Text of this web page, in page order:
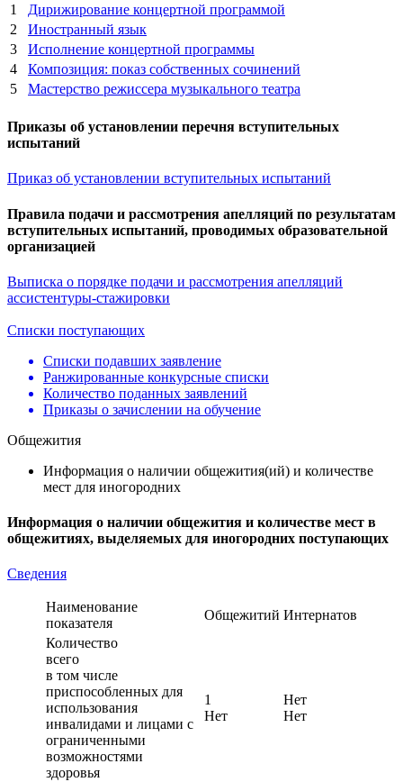
1
Дирижирование концертной программой
2
Иностранный язык
3
Исполнение концертной программы
4
Композиция: показ собственных сочинений
5
Мастерство режиссера музыкального театра
Приказы об установлении перечня вступительных
испытаний
Приказ об установлении вступительных испытаний
Правила подачи и рассмотрения апелляций по результатам
вступительных испытаний, проводимых образовательной
организацией
Выписка о порядке подачи и рассмотрения апелляций
ассистентуры-стажировки
Списки поступающих
Списки подавших заявление
Ранжированные конкурсные списки
Количество поданных заявлений
Приказы о зачислении на обучение
Общежития
Информация о наличии общежития(ий) и количестве
мест для иногородних
Информация о наличии общежития и количестве мест в
общежитиях, выделяемых для иногородних поступающих
Сведения
Наименование
показателя
Общежитий Интернатов
Количество
всего
в том числе
приспособленных для
использования
инвалидами и лицами с
ограниченными
возможностями
здоровья
1
Нет
Нет
Нет